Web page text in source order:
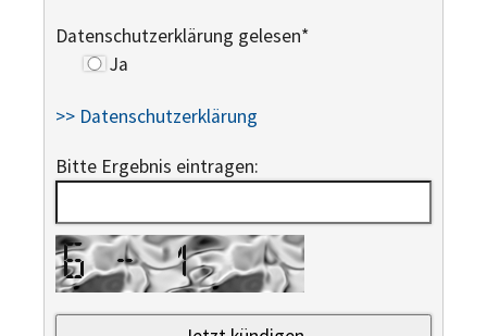
Datenschutzerklärung gelesen*
Ja
>> Datenschutzerklärung
Bitte Ergebnis eintragen: